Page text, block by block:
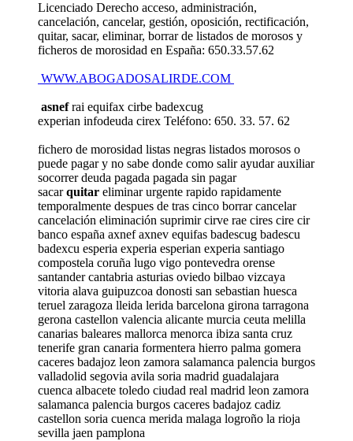
Licenciado Derecho acceso, administración,
cancelación, cancelar, gestión, oposición, rectificación,
quitar, sacar, eliminar, borrar de listados de morosos y
ficheros de morosidad en España: 650.33.57.62
WWW.ABOGADOSALIRDE.COM
asnefrai equifax cirbe badexcug
experian infodeuda cirex Teléfono: 650. 33. 57. 62
fichero de morosidad listas negras listados morosos o
puede pagar y no sabe donde como salir ayudar auxiliar
socorrer deuda pagada pagada sin pagar
sacarquitar eliminar urgente rapido rapidamente
temporalmente despues de tras cinco borrar cancelar
cancelación eliminación suprimir cirve rae cires cire cir
banco españa axnef axnev equifas badescug badescu
badexcu esperia experia esperian experia santiago
compostela coruña lugo vigo pontevedra orense
santander cantabria asturias oviedo bilbao vizcaya
vitoria alava guipuzcoa donosti san sebastian huesca
teruel zaragoza lleida lerida barcelona girona tarragona
gerona castellon valencia alicante murcia ceuta melilla
canarias baleares mallorca menorca ibiza santa cruz
tenerife gran canaria formentera hierro palma gomera
caceres badajoz leon zamora salamanca palencia burgos
valladolid segovia avila soria madrid guadalajara
cuenca albacete toledo ciudad real madrid leon zamora
salamanca palencia burgos caceres badajoz cadiz
castellon soria cuenca merida malaga logroño la rioja
sevilla jaen pamplona